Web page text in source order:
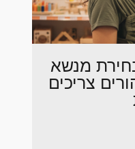
מנשא
צריכים